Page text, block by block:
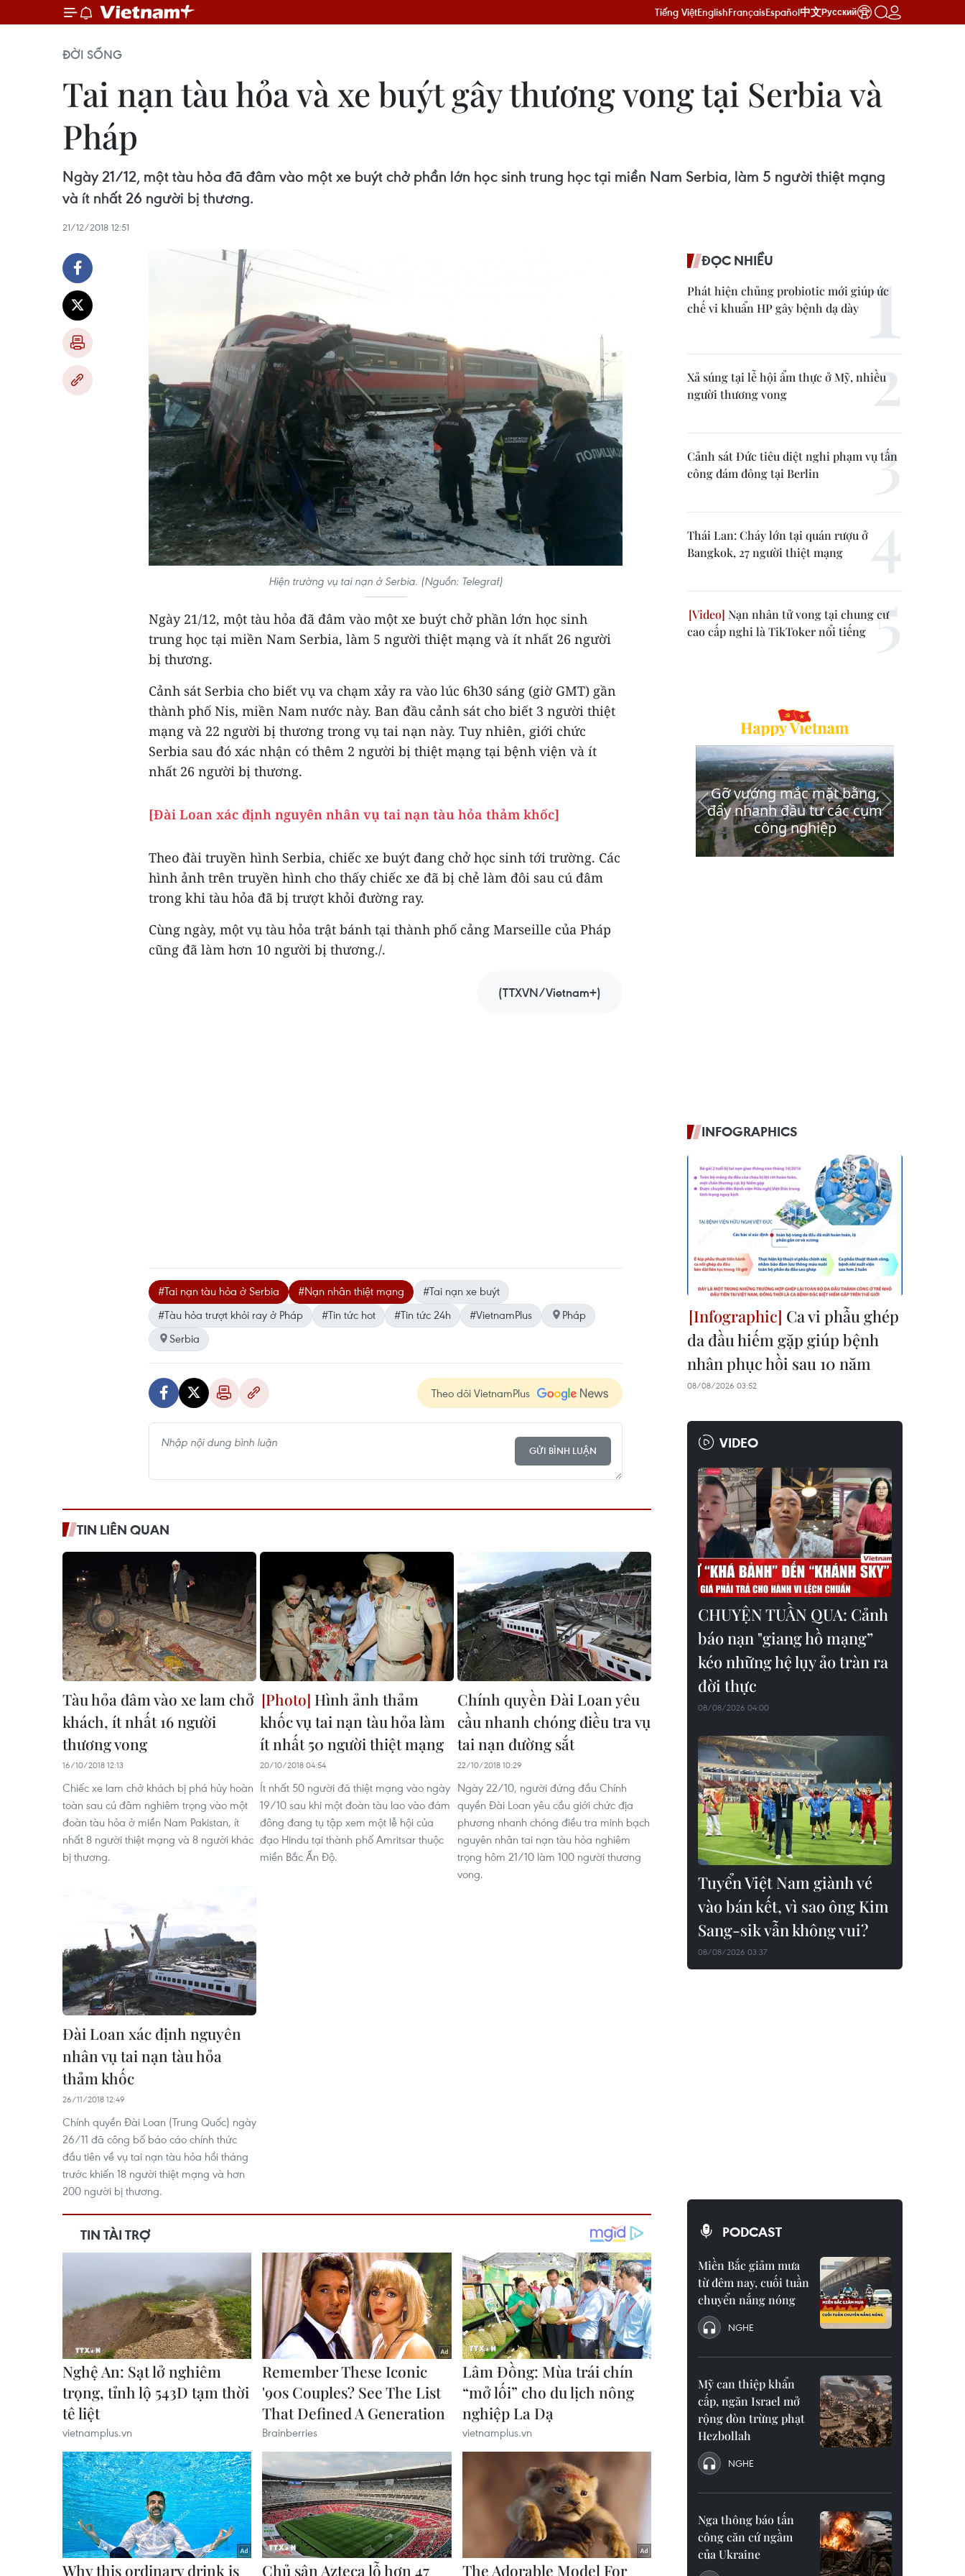
Tiếng ViệtEnglishFrançaisEspañol中文Русский
ĐỜI SỐNG
Tai nạn tàu hỏa và xe buýt gây thương vong tại Serbia và
Pháp
Ngày 21/12, một tàu hỏa đã đâm vào một xe buýt chở phần lớn học sinh trung học tại miền Nam Serbia, làm 5 người thiệt mạng
và ít nhất 26 người bị thương.
21/12/2018 12:51
Hiện trường vụ tai nạn ở Serbia. (Nguồn: Telegraf)
Ngày 21/12, một tàu hỏa đã đâm vào một xe buýt chở phần lớn học sinh
trung học tại miền Nam Serbia, làm 5 người thiệt mạng và ít nhất 26 người
bị thương.
Cảnh sát Serbia cho biết vụ va chạm xảy ra vào lúc 6h30 sáng (giờ GMT) gần
thành phố Nis, miền Nam nước này. Ban đầu cảnh sát cho biết 3 người thiệt
mạng và 22 người bị thương trong vụ tai nạn này. Tuy nhiên, giới chức
Serbia sau đó xác nhận có thêm 2 người bị thiệt mạng tại bệnh viện và ít
nhất 26 người bị thương.
[Đài Loan xác định nguyên nhân vụ tai nạn tàu hỏa thảm khốc]
Theo đài truyền hình Serbia, chiếc xe buýt đang chở học sinh tới trường. Các
hình ảnh trên truyền hình cho thấy chiếc xe đã bị chẻ làm đôi sau cú đâm
trong khi tàu hỏa đã bị trượt khỏi đường ray.
Cùng ngày, một vụ tàu hỏa trật bánh tại thành phố cảng Marseille của Pháp
cũng đã làm hơn 10 người bị thương./.
(TTXVN/Vietnam+)
#Tai nạn tàu hỏa ở Serbia #Nạn nhân thiệt mạng
#Tai nạn xe buýt
#Tàu hỏa trượt khỏi ray ở Pháp
#Tin tức hot #Tin tức 24h #VietnamPlus
Pháp
Serbia
Theo dõi VietnamPlus
GỬI BÌNH LUẬN
TIN LIÊN QUAN
Tàu hỏa đâm vào xe lam chở
khách, ít nhất 16 người
thương vong
16/10/2018 12:13
Chiếc xe lam chở khách bị phá hủy hoàn
toàn sau cú đâm nghiêm trọng vào một
đoàn tàu hỏa ở miền Nam Pakistan, ít
nhất 8 người thiệt mạng và 8 người khác
bị thương.
Hình ảnh thảm
khốc vụ tai nạn tàu hỏa làm
ít nhất 50 người thiệt mạng
20/10/2018 04:54
Ít nhất 50 người đã thiệt mạng vào ngày
19/10 sau khi một đoàn tàu lao vào đám
đông đang tụ tập xem một lễ hội của
đạo Hindu tại thành phố Amritsar thuộc
miền Bắc Ấn Độ.
Chính quyền Đài Loan yêu
cầu nhanh chóng điều tra vụ
tai nạn đường sắt
22/10/2018 10:29
Ngày 22/10, người đứng đầu Chính
quyền Đài Loan yêu cầu giới chức địa
phương nhanh chóng điều tra minh bạch
nguyên nhân tai nạn tàu hỏa nghiêm
trọng hôm 21/10 làm 100 người thương
vong.
Đài Loan xác định nguyên
nhân vụ tai nạn tàu hỏa
thảm khốc
26/11/2018 12:49
Chính quyền Đài Loan (Trung Quốc) ngày
26/11 đã công bố báo cáo chính thức
đầu tiên về vụ tai nạn tàu hỏa hồi tháng
trước khiến 18 người thiệt mạng và hơn
200 người bị thương.
ĐỌC NHIỀU
Phát hiện chủng probiotic mới giúp ức
chế vi khuẩn HP gây bệnh dạ dày
Xả súng tại lễ hội ẩm thực ở Mỹ, nhiều
người thương vong
Cảnh sát Đức tiêu diệt nghi phạm vụ tấn
công đám đông tại Berlin
Thái Lan: Cháy lớn tại quán rượu ở
Bangkok, 27 người thiệt mạng
Nạn nhân tử vong tại chung cư
cao cấp nghi là TikToker nổi tiếng
INFOGRAPHICS
Ca vi phẫu ghép
da đầu hiếm gặp giúp bệnh
nhân phục hồi sau 10 năm
08/08/2026 03:52
VIDEO
CHUYỆN TUẦN QUA: Cảnh
báo nạn "giang hồ mạng”
kéo những hệ lụy ảo tràn ra
đời thực
08/08/2026 04:00
Tuyển Việt Nam giành vé
vào bán kết, vì sao ông Kim
Sang-sik vẫn không vui?
08/08/2026 03:37
PODCAST
Miền Bắc giảm mưa
từ đêm nay, cuối tuần
chuyển nắng nóng
NGHE
Mỹ can thiệp khẩn
cấp, ngăn Israel mở
rộng đòn trừng phạt
Hezbollah
NGHE
Nga thông báo tấn
công căn cứ ngầm
của Ukraine